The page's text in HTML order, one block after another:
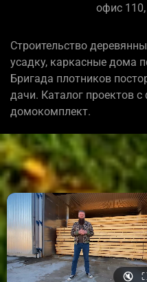
офис
Строительство
усадку, каркасные дома
Бригада плотников
дачи. Каталог проектов
домокомплект.
🔇